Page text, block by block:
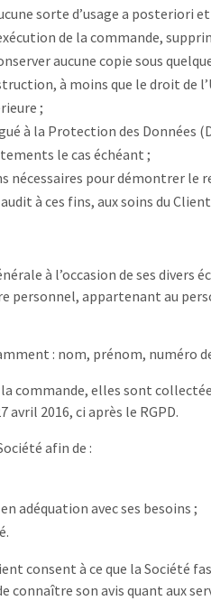
sorte d’usage a
de la commande,
aucune copie sous
à moins que le droit de
;
à la Protection des Données
le cas échéant ;
pour démontrer le
à ces fins, aux soins du
à l’occasion de ses divers
personnel, appartenant au
: nom, prénom, numéro
commande, elles sont
2016, ci après le RGPD.
afin de :
adéquation avec ses besoins ;
consent à ce que la Société
connaître son avis quant aux